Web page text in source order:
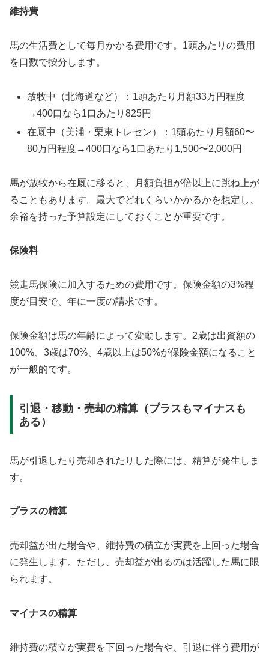
維持費
馬の生活費として毎月かかる費用です。1頭あたりの費用
を口数で按分します。
放牧中（北海道など）：1頭あたり月額33万円程度
→400口なら1口あたり825円
在厩中（美浦・栗東トレセン）：1頭あたり月額60〜
80万円程度→400口なら1口あたり1,500〜2,000円
馬が放牧から在厩に移ると、月額負担が倍以上に跳ね上が
ることもあります。最大でどれくらいかかるかを想定し、
余裕を持った予算設定にしておくことが重要です。
保険料
競走馬保険に加入するための費用です。保険金額の3%程
度が目安で、年に一度の請求です。
保険金額は馬の年齢によって変動します。2歳は出資額の
100%、3歳は70%、4歳以上は50%が保険金額になること
が一般的です。
引退・移動・売却の精算（プラスもマイナスも
ある）
馬が引退したり売却されたりした際には、精算が発生しま
す。
プラスの精算
売却益が出た場合や、維持費の積立が実費を上回った場合
に発生します。ただし、売却益が出るのは活躍した馬に限
られます。
マイナスの精算
維持費の積立が実費を下回った場合や、引退に伴う費用が